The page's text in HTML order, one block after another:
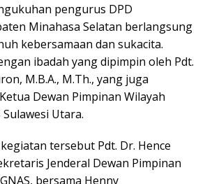
pengurus DPD
Minahasa Selatan berlangsung
kebersamaan dan sukacita.
ibadah yang dipimpin oleh Pdt.
M.B.A., M.Th., yang juga
Dewan Pimpinan Wilayah
Sulawesi Utara.
tersebut Pdt. Dr. Hence
Jenderal Dewan Pimpinan
bersama Henny